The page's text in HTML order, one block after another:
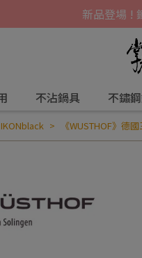
新品登場 !
不沾鍋具 不鏽
IKONblack 《WUSTHOF》德